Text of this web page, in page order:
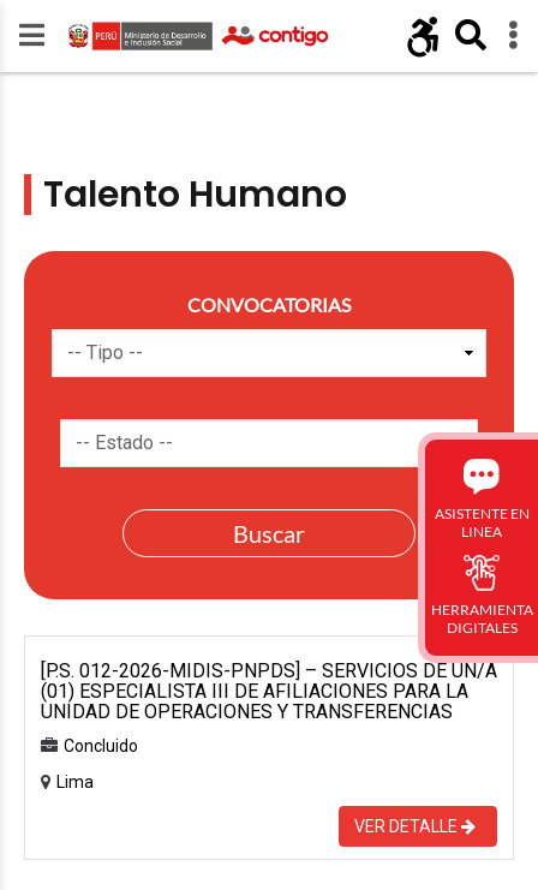
Talento Humano
CONVOCATORIAS
[P.S. 012-2026-MIDIS-PNPDS] – SERVICIOS DE UN/A
(01) ESPECIALISTA III DE AFILIACIONES PARA LA
UNIDAD DE OPERACIONES Y TRANSFERENCIAS
Concluido
Lima
VER DETALLE
ASISTENTE EN
LINEA
HERRAMIENTA
DIGITALES